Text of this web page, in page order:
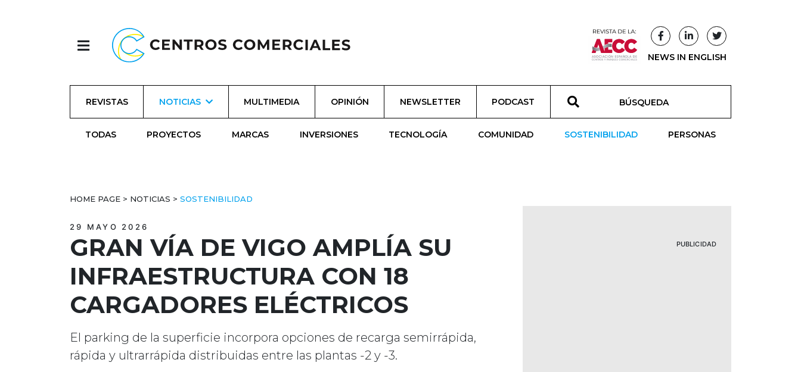
NEWS IN ENGLISH
REVISTAS NOTICIAS MULTIMEDIA OPINIÓN NEWSLETTER PODCAST
TODAS PROYECTOS MARCAS INVERSIONES TECNOLOGÍA COMUNIDAD SOSTENIBILIDAD PERSONAS
HOME PAGE > NOTICIAS > SOSTENIBILIDAD
29 MAYO 2026
GRAN VÍA DE VIGO AMPLÍA SU
INFRAESTRUCTURA CON 18
CARGADORES ELÉCTRICOS
El parking de la superficie incorpora opciones de recarga semirrápida,
rápida y ultrarrápida distribuidas entre las plantas -2 y -3.
PUBLICIDAD